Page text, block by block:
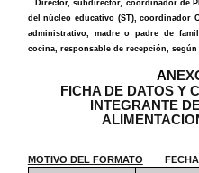
Director, subdirector, coordinador de
del núcleo educativo (ST), coordinador
administrativo, madre o padre de
cocina, responsable de recepción, según
A
FICHA DE DATOS Y
INTEGRANTE
MOTIVO DEL FORMATO